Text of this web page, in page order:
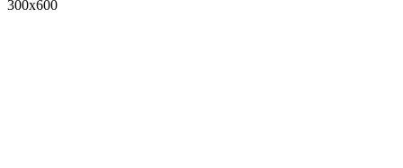
300x600